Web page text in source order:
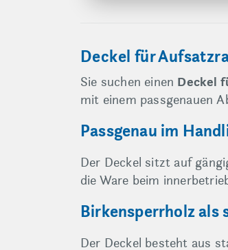
Deckel für
Sie suchen einen Deckel
mit einem passgenauen
Passgenau im
Der Deckel sitzt auf
die Ware beim
Birkensperrholz als
Der Deckel besteht aus